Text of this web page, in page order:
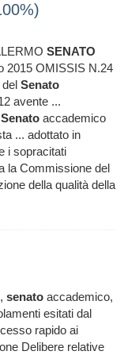
SENATO
2015 OMISSIS N.24
Senato
avente ...
Senato accademico
... adottato in
i sopracitati
la Commissione del
della qualità della
senato accademico,
esitati dal
rapido ai
Delibere relative